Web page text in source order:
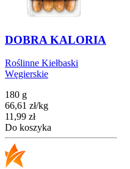
DOBRA KALORIA
Roślinne Kiełbaski
Węgierskie
180 g
66,61 zł/kg
Cena
11,99 zł
Do koszyka